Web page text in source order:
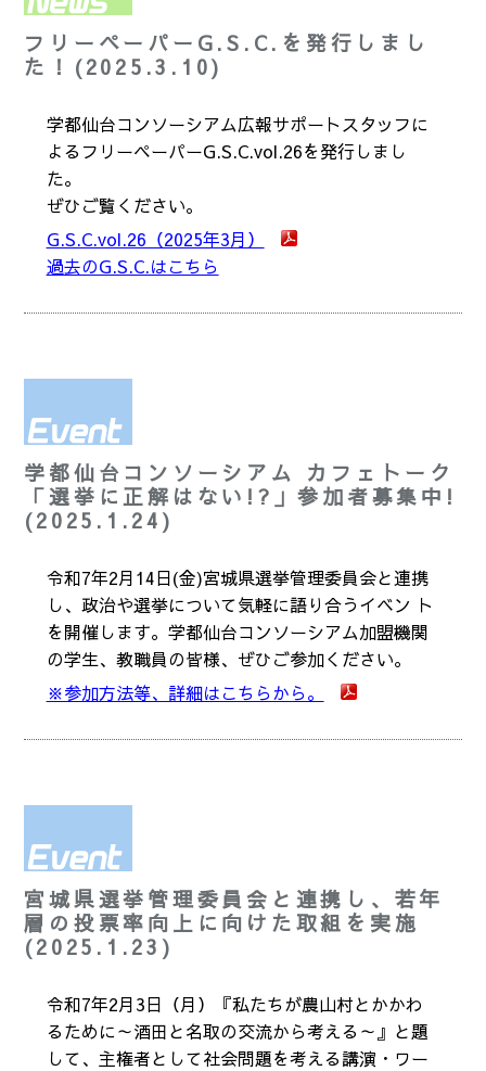
フリーペーパーG.S.C.を発行しまし
た！(2025.3.10)
学都仙台コンソーシアム広報サポートスタッフに
よるフリーペーパーG.S.C.vol.26を発行しまし
た。
ぜひご覧ください。
G.S.C.vol.26（2025年3月）
過去のG.S.C.はこちら
学都仙台コンソーシアム カフェトーク
「選挙に正解はない!?」参加者募集中!
(2025.1.24)
令和7年2月14日(金)宮城県選挙管理委員会と連携
し、政治や選挙について気軽に語り合うイベン ト
を開催します。学都仙台コンソーシアム加盟機関
の学生、教職員の皆様、ぜひご参加ください。
※参加方法等、詳細はこちらから。
宮城県選挙管理委員会と連携し、若年
層の投票率向上に向けた取組を実施
(2025.1.23)
令和7年2月3日（月）『私たちが農山村とかかわ
るために～酒田と名取の交流から考える～』と題
して、主権者として社会問題を考える講演・ワー